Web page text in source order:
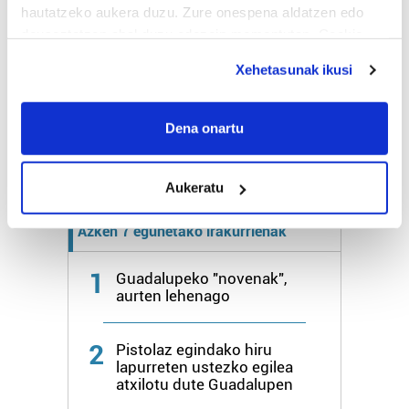
hautatzeko aukera duzu. Zure onespena aldatzen edo
If you allow, we would also like to:
Collect information about your geographical
Identify your device by actively scanning it for
specific characteristics (fingerprinting)
Find out more about how your personal data is processed
Guk eta gure bazkideek zure datu pertsonalak
prozesatzen ditugu, zure IP zenbakia, besteak beste,
teknologia erabiliz, cookieak adibidez, iragarki eta eduki
pertsonalizatuak eskaintzeko, iragarkiak eta edukia
neurtzeko, jendeari buruzko informazioa biltzeko eta
Xehetasunak ikusi
Dena onartu
Aukeratu
Gehiago: Irun
Azken 7 egunetako irakurrienak
1
Guadalupeko "novenak",
aurten lehenago
2
Pistolaz egindako hiru
lapurreten ustezko egilea
atxilotu dute Guadalupen